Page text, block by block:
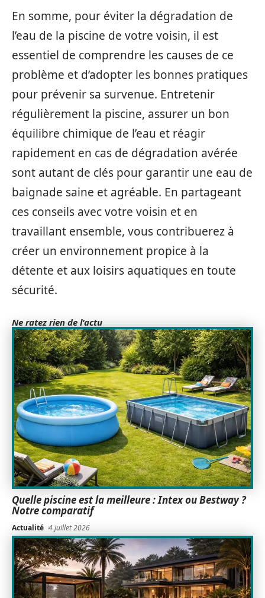
En somme, pour éviter la dégradation de
l’eau de la piscine de votre voisin, il est
essentiel de comprendre les causes de ce
problème et d’adopter les bonnes pratiques
pour prévenir sa survenue. Entretenir
régulièrement la piscine, assurer un bon
équilibre chimique de l’eau et réagir
rapidement en cas de dégradation avérée
sont autant de clés pour garantir une eau de
baignade saine et agréable. En partageant
ces conseils avec votre voisin et en
travaillant ensemble, vous contribuerez à
créer un environnement propice à la
détente et aux loisirs aquatiques en toute
sécurité.
Ne ratez rien de l'actu
Quelle piscine est la meilleure : Intex ou Bestway ?
Notre comparatif
Actualité 4 juillet 2026